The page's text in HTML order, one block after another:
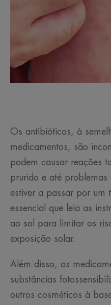
Os antibióticos, à
medicamentos, são
podem causar reações
prurido e até problemas
estiver a passar por um
essencial que leia as
ao sol para limitar os
exposição solar.
Além disso, os
substâncias
outros cosméticos à